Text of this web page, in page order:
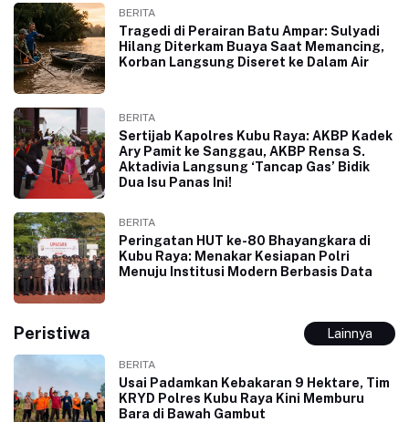
BERITA
Tragedi di Perairan Batu Ampar: Sulyadi
Hilang Diterkam Buaya Saat Memancing,
Korban Langsung Diseret ke Dalam Air
BERITA
Sertijab Kapolres Kubu Raya: AKBP Kadek
Ary Pamit ke Sanggau, AKBP Rensa S.
Aktadivia Langsung ‘Tancap Gas’ Bidik
Dua Isu Panas Ini!
BERITA
Peringatan HUT ke-80 Bhayangkara di
Kubu Raya: Menakar Kesiapan Polri
Menuju Institusi Modern Berbasis Data
Peristiwa Lainnya
BERITA
Usai Padamkan Kebakaran 9 Hektare, Tim
KRYD Polres Kubu Raya Kini Memburu
Bara di Bawah Gambut